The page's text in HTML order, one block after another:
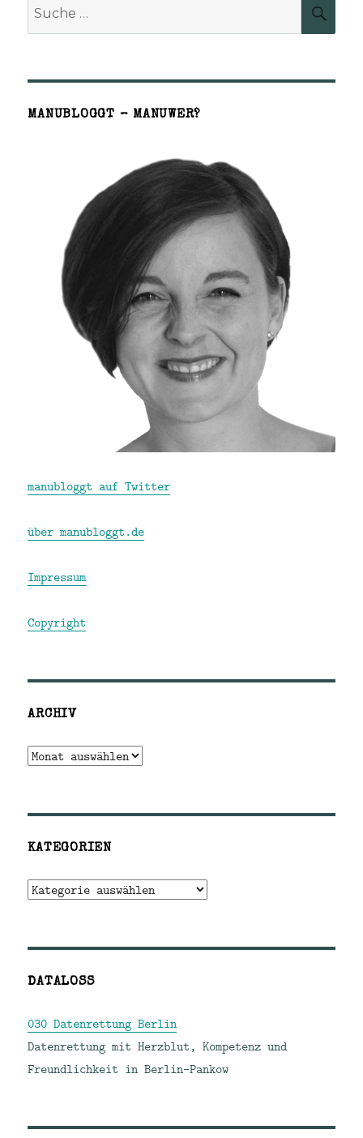
MANUBLOGGT – MANUWER?
manubloggt auf Twitter
über manubloggt.de
Impressum
Copyright
ARCHIV
Archiv
KATEGORIEN
Kategorien
DATALOSS
030 Datenrettung Berlin
Datenrettung mit Herzblut, Kompetenz und
Freundlichkeit in Berlin-Pankow